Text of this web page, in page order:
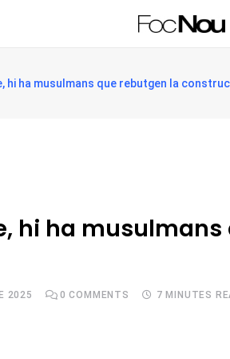
hi ha musulmans que rebutgen la
hi ha
2025 0 COMMENTS 7 MINUTES